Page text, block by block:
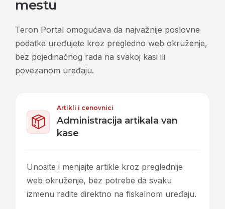
mestu
Teron Portal omogućava da najvažnije poslovne
podatke uređujete kroz pregledno web okruženje,
bez pojedinačnog rada na svakoj kasi ili
povezanom uređaju.
Artikli i cenovnici
Administracija artikala van
kase
Unosite i menjajte artikle kroz preglednije
web okruženje, bez potrebe da svaku
izmenu radite direktno na fiskalnom uređaju.